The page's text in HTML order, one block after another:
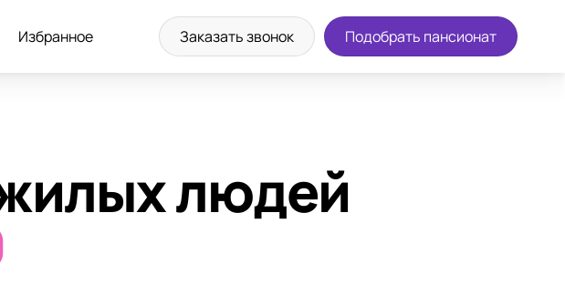
Избранное Заказать звонок Подобрать пансионат
людей